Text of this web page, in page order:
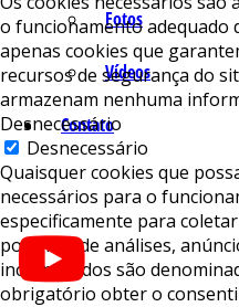
Fotos
Vídeos
Contato
o funcionamento adequado
apenas cookies que
recursos de segurança do
armazenam nenhuma
Desnecessário
Desnecessário
Quaisquer cookies que
necessários para o
especificamente para
por meio de análises,
incorporados são
obrigatório obter o